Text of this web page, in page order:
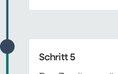
Schritt 5